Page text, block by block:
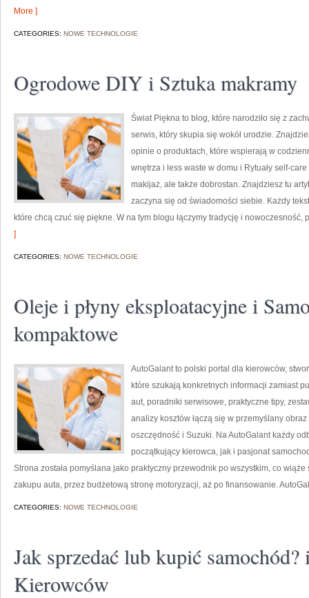
More ]
CATEGORIES: NOWE TECHNOLOGIE
Ogrodowe DIY i Sztuka makramy
Świat Piękna to blog, które narodziło się z
serwis, który skupia się wokół urodzie.
opinie o produktach, które wspierają w
wnętrza i less waste w domu i Rytuały self-
makijaż, ale także dobrostan. Znajdziesz tu
zaczyna się od świadomości siebie. Każdy
które chcą czuć się piękne. W na tym blogu łączymy tradycję i
]
CATEGORIES: NOWE TECHNOLOGIE
Oleje i płyny eksploatacyjne i
kompaktowe
AutoGalant to polski portal dla kierowców,
które szukają konkretnych informacji zamiast
aut, poradniki serwisowe, praktyczne tipy,
analizy kosztów łączą się w przemyślany
oszczędność i Suzuki. Na AutoGalant każdy
początkujący kierowca, jak i pasjonat
Strona została pomyślana jako praktyczny przewodnik po wszystkim, co
zakupu auta, przez budżetową stronę motoryzacji, aż po finansowanie.
CATEGORIES: NOWE TECHNOLOGIE
Jak sprzedać lub kupić
Kierowców